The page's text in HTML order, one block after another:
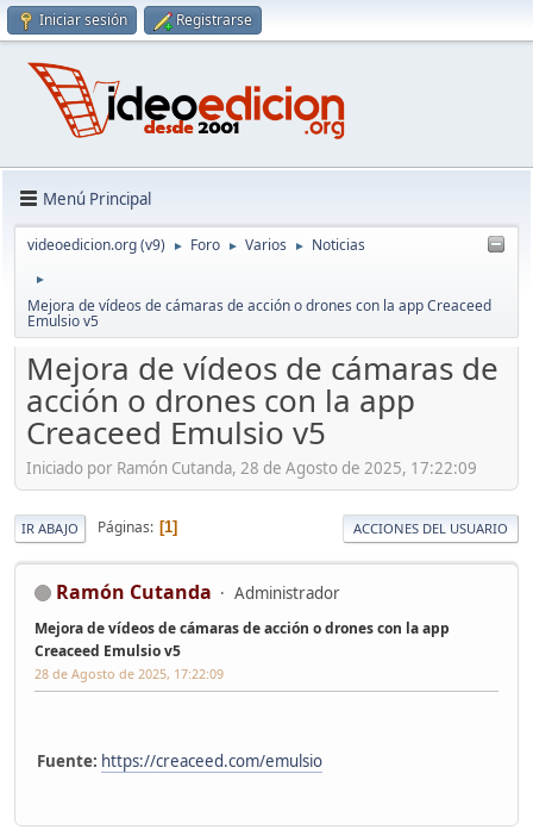
Iniciar sesión Registrarse
Menú Principal
videoedicion.org (v9) ► Foro ► Varios ► Noticias
►
Mejora de vídeos de cámaras de acción o drones con la app Creaceed
Emulsio v5
Mejora de vídeos de cámaras de
acción o drones con la app
Creaceed Emulsio v5
Iniciado por Ramón Cutanda, 28 de Agosto de 2025, 17:22:09
IR ABAJO Páginas 1 ACCIONES DEL USUARIO
Ramón Cutanda Administrador
Mejora de vídeos de cámaras de acción o drones con la app
Creaceed Emulsio v5
28 de Agosto de 2025, 17:22:09
Fuente: https://creaceed.com/emulsio